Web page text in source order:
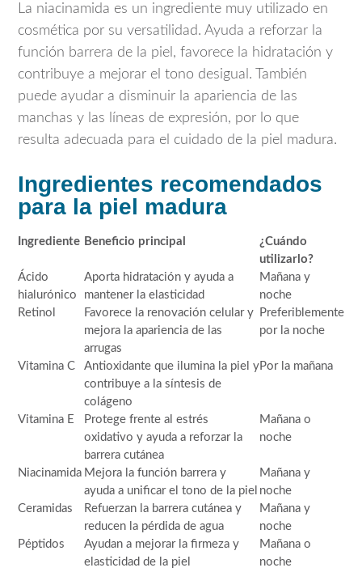
La niacinamida es un ingrediente muy utilizado en
cosmética por su versatilidad. Ayuda a reforzar la
función barrera de la piel, favorece la hidratación y
contribuye a mejorar el tono desigual. También
puede ayudar a disminuir la apariencia de las
manchas y las líneas de expresión, por lo que
resulta adecuada para el cuidado de la piel madura.
Ingredientes recomendados
para la piel madura
Ingrediente Beneficio principal
¿Cuándo
utilizarlo?
Ácido
hialurónico
Aporta hidratación y ayuda a
mantener la elasticidad
Mañana y
noche
Retinol
Favorece la renovación celular y
mejora la apariencia de las
arrugas
Preferiblemente
por la noche
Vitamina C
Antioxidante que ilumina la piel y
contribuye a la síntesis de
colágeno
Por la mañana
Vitamina E
Protege frente al estrés
oxidativo y ayuda a reforzar la
barrera cutánea
Mañana o
noche
Niacinamida Mejora la función barrera y
ayuda a unificar el tono de la piel
Mañana y
noche
Ceramidas
Refuerzan la barrera cutánea y
reducen la pérdida de agua
Mañana y
noche
Péptidos
Ayudan a mejorar la firmeza y
elasticidad de la piel
Mañana o
noche